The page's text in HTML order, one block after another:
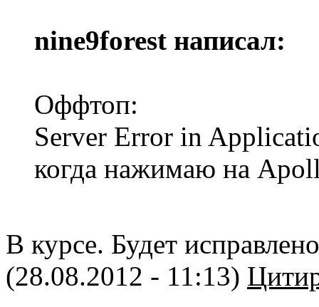
nine9forest написал:
Оффтоп:
Server Error in
когда нажимаю на
В курсе. Будет
(28.08.2012 - 11:13)